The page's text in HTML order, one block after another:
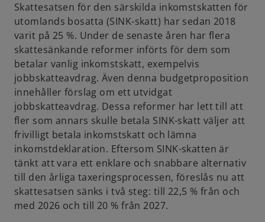
Skattesatsen för den särskilda inkomstskatten för
utomlands bosatta (SINK-skatt) har sedan 2018
varit på 25 %. Under de senaste åren har flera
skattesänkande reformer införts för dem som
betalar vanlig inkomstskatt, exempelvis
jobbskatteavdrag. Även denna budgetproposition
innehåller förslag om ett utvidgat
jobbskatteavdrag. Dessa reformer har lett till att
fler som annars skulle betala SINK-skatt väljer att
frivilligt betala inkomstskatt och lämna
inkomstdeklaration. Eftersom SINK-skatten är
tänkt att vara ett enklare och snabbare alternativ
till den årliga taxeringsprocessen, föreslås nu att
skattesatsen sänks i två steg: till 22,5 % från och
med 2026 och till 20 % från 2027.